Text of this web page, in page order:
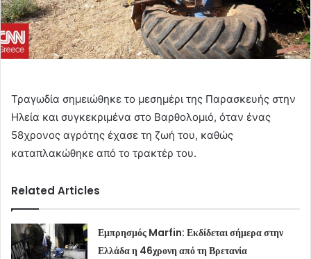
Τραγωδία σημειώθηκε το μεσημέρι της Παρασκευής στην
Ηλεία και συγκεκριμένα στο Βαρθολομιό, όταν ένας
58χρονος αγρότης έχασε τη ζωή του, καθώς
καταπλακώθηκε από το τρακτέρ του.
Related Articles
Εμπρησμός Marfin: Εκδίδεται σήμερα στην
Ελλάδα η 46χρονη από τη Βρετανία